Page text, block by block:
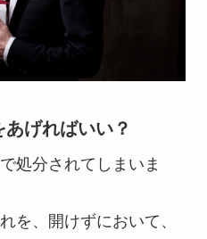
げればいい？
処分されてしまいま
を、開けずにおいて、